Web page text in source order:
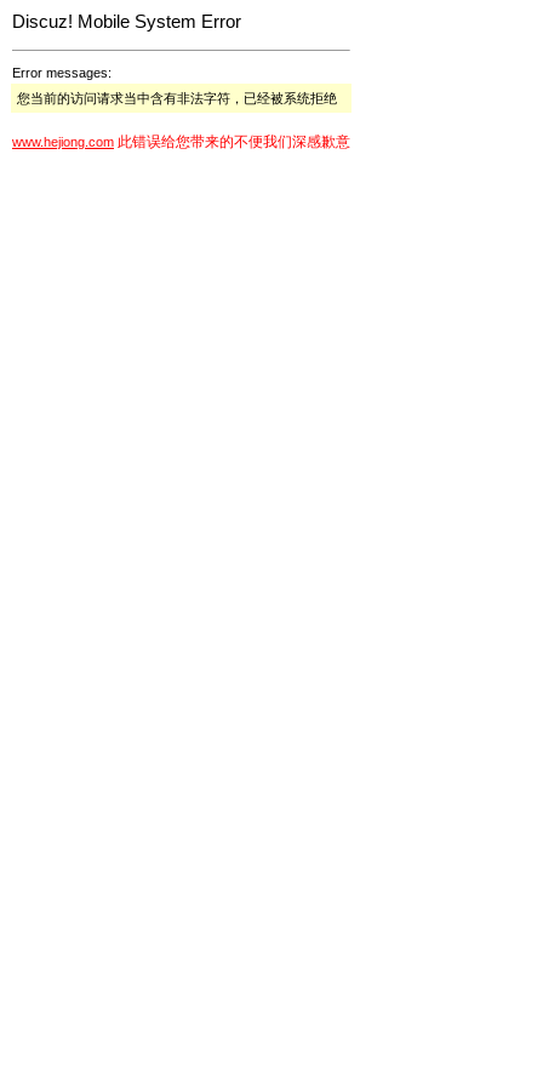
Discuz! Mobile System Error
Error messages:
您当前的访问请求当中含有非法字符，已经被系统拒绝
www.hejiong.com 此错误给您带来的不便我们深感歉意